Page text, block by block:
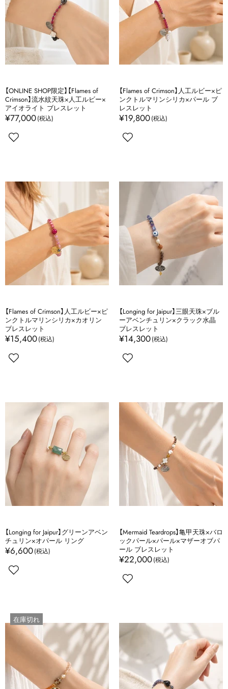
【ONLINE SHOP限定】【Flames of
Crimson】流水紋天珠×人工ルビー×
アイオライト ブレスレット
¥77,000
【Flames of Crimson】人工ルビー×ピ
ンクトルマリンシリカ×パール ブ
レスレット
¥19,800
【Flames of Crimson】人工ルビー×ピ
ンクトルマリンシリカ×カオリン
ブレスレット
¥15,400
【Longing for Jaipur】三眼天珠×ブル
ーアベンチュリン×クラック水晶
ブレスレット
¥14,300
【Longing for Jaipur】グリーンアベン
チュリン×オパール リング
¥6,600
【Mermaid Teardrops】亀甲天珠×バロ
ックパール×パール×マザーオブパ
ール ブレスレット
¥22,000
在庫切れ